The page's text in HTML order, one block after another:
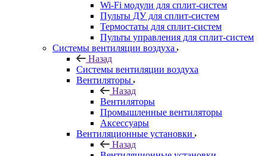
Wi-Fi модули для сплит-систем
Пульты ДУ для сплит-систем
Термостаты для сплит-систем
Пульты управления для сплит-систем
Системы вентиляции воздуха
Назад
Системы вентиляции воздуха
Вентиляторы
Назад
Вентиляторы
Промышленные вентиляторы
Аксессуары
Вентиляционные установки
Назад